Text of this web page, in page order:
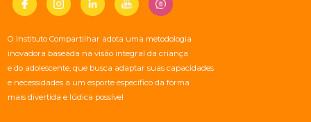
O Instituto Compartilhar adota uma metodologia
inovadora baseada na visão integral da criança
e do adolescente, que busca adaptar suas capacidades
e necessidades a um esporte específico da forma
mais divertida e lúdica possível